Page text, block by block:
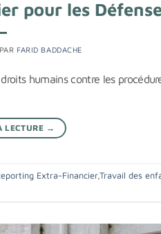
pour les
PAR FARID BADDACHE
humains contre les
LECTURE →
Extra-Financier,Travail des